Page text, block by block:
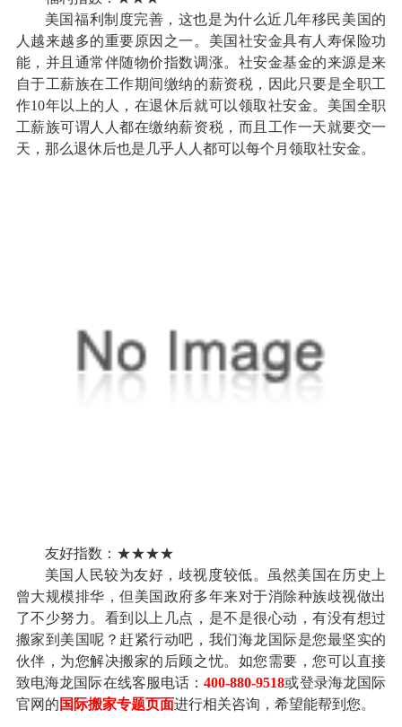
美国福利制度完善，这也是为什么近几年移民美国的
人越来越多的重要原因之一。美国社安金具有人寿保险功
能，并且通常伴随物价指数调涨。社安金基金的来源是来
自于工薪族在工作期间缴纳的薪资税，因此只要是全职工
作10年以上的人，在退休后就可以领取社安金。美国全职
工薪族可谓人人都在缴纳薪资税，而且工作一天就要交一
天，那么退休后也是几乎人人都可以每个月领取社安金。
友好指数：★★★★
美国人民较为友好，歧视度较低。虽然美国在历史上
曾大规模排华，但美国政府多年来对于消除种族歧视做出
了不少努力。看到以上几点，是不是很心动，有没有想过
搬家到美国呢？赶紧行动吧，我们海龙国际是您最坚实的
伙伴，为您解决搬家的后顾之忧。如您需要，您可以直接
致电海龙国际在线客服电话：400-880-9518或登录海龙国际
官网的 国际搬家专题页面进行相关咨询，希望能帮到您。